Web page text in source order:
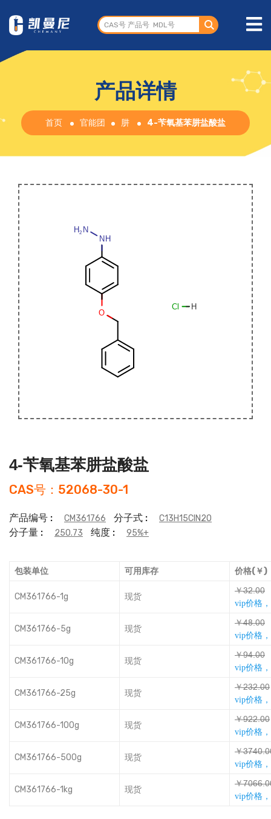
产品详情
首页 官能团 肼 4-苄氧基苯肼盐酸盐
4-苄氧基苯肼盐酸盐
CAS号：52068-30-1
产品编号 : CM361766 分子式 : C13H15ClN2O
分子量 : 250.73 纯度 : 95%+
包装单位 可用库存 价格(￥)
CM361766-1g 现货
￥ƿƛȯƃƃ
vip价格
CM361766-5g 现货
￥Ȑũȯƃƃ
vip价格
CM361766-10g 现货
￥ȺȐȯƃƃ
vip价格
CM361766-25g 现货
￥ƛƿƛȯƃƃ
vip价格
CM361766-100g 现货
￥Ⱥƛƛȯƃƃ
vip价格
CM361766-500g 现货
￥
vip价格
CM361766-1kg 现货
￥
vip价格